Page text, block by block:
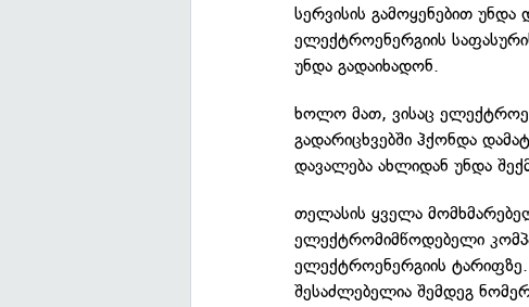
სერვისის გამოყენებით
ელექტროენერგიის
უნდა გადაიხადონ.
ხოლო მათ, ვისაც
გადარიცხვებში ჰქონდა
დავალება ახლიდან უნდა
თელასის ყველა
ელექტრომიმწოდებელი
ელექტროენერგიის ტარიფზე.
შესაძლებელია შემდეგ